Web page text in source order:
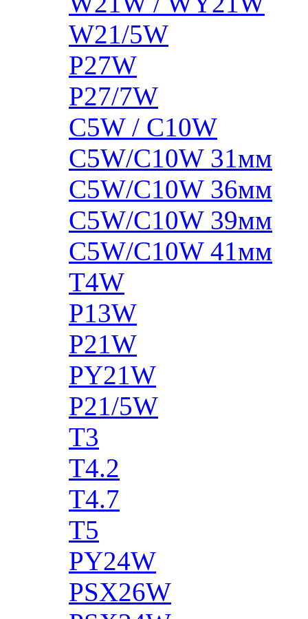
W21/5W
P27W
P27/7W
C5W / C10W
C5W/C10W 31мм
C5W/C10W 36мм
C5W/C10W 39мм
C5W/C10W 41мм
T4W
P13W
P21W
PY21W
P21/5W
T3
T4.2
T4.7
T5
PY24W
PSX26W